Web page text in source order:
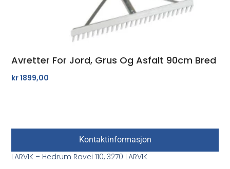
Avretter For Jord, Grus Og Asfalt 90cm Bred
kr1899,00
Kontaktinformasjon
LARVIK – Hedrum Ravei 110, 3270 LARVIK